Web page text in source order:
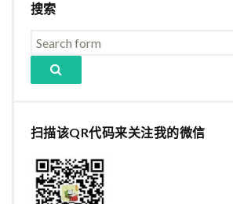
搜索
扫描该QR代码来关注我的微信